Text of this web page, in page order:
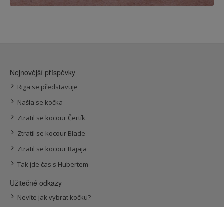
Nejnovější příspěvky
Riga se představuje
Našla se kočka
Ztratil se kocour Čertík
Ztratil se kocour Blade
Ztratil se kocour Bajaja
Tak jde čas s Hubertem
Užitečné odkazy
Nevíte jak vybrat kočku?